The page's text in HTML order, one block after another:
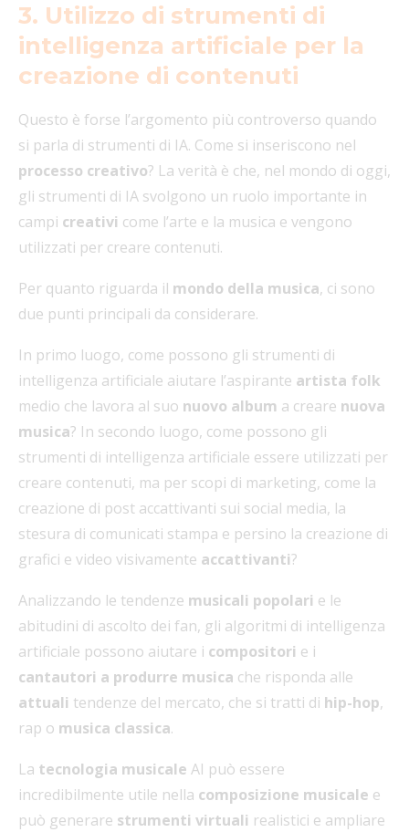
3. Utilizzo di strumenti di
intelligenza artificiale per la
creazione di contenuti
Questo è forse l’argomento più controverso quando
si parla di strumenti di IA. Come si inseriscono nel
processo creativo? La verità è che, nel mondo di oggi,
gli strumenti di IA svolgono un ruolo importante in
campi creativi come l’arte e la musica e vengono
utilizzati per creare contenuti.
Per quanto riguarda il mondo della musica, ci sono
due punti principali da considerare.
In primo luogo, come possono gli strumenti di
intelligenza artificiale aiutare l’aspirante artista folk
medio che lavora al suo nuovo album a creare nuova
musica? In secondo luogo, come possono gli
strumenti di intelligenza artificiale essere utilizzati per
creare contenuti, ma per scopi di marketing, come la
creazione di post accattivanti sui social media, la
stesura di comunicati stampa e persino la creazione di
grafici e video visivamente accattivanti?
Analizzando le tendenze musicali popolari e le
abitudini di ascolto dei fan, gli algoritmi di intelligenza
artificiale possono aiutare i compositori e i
cantautori a produrre musica che risponda alle
attuali tendenze del mercato, che si tratti di hip-hop,
rap o musica classica.
La tecnologia musicale AI può essere
incredibilmente utile nella composizione musicale e
può generare strumenti virtuali realistici e ampliare